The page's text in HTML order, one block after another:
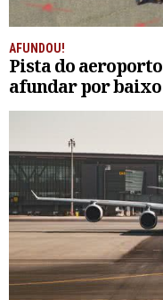
AFUNDOU!
Pista do
afundar por